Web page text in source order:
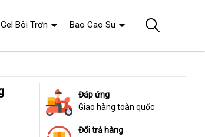
Đáp ứng
Giao hàng toàn quốc
Đổi trả hàng
Gel Bôi Trơn Bao Cao Su